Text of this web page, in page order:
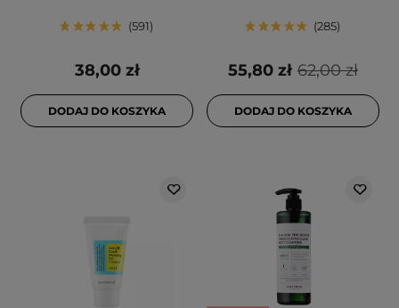
591
38,00 zł
DODAJ DO KOSZYKA
285
62,00 zł
55,80 zł
DODAJ DO KOSZYKA